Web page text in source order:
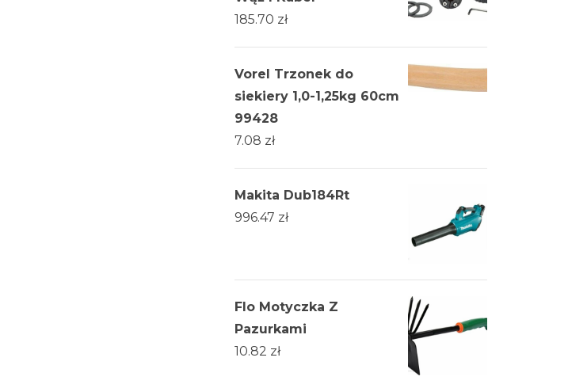
185.70 zł
Vorel Trzonek do
siekiery 1,0-1,25kg 60cm
99428
7.08 zł
Makita Dub184Rt
996.47 zł
Flo Motyczka Z
Pazurkami
10.82 zł